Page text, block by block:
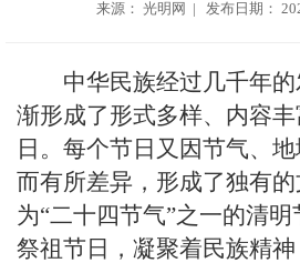
来源： 光明网 | 发布日期：
中华民族经过几千年
渐形成了形式多样、内容
日。每个节日又因节气、
而有所差异，形成了独有
为“二十四节气”之一的清
祭祖节日，凝聚着民族精